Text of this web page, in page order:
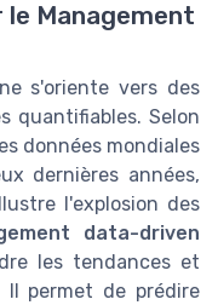
le Management
s'oriente vers des
quantifiables. Selon
données mondiales
dernières années,
l'explosion des
data-driven
les tendances et
Il permet de prédire